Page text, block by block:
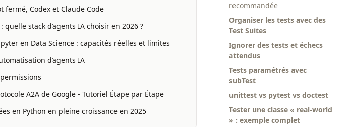
recommandée
Organiser les tests avec des
Test Suites
Ignorer des tests et échecs
attendus
Tests paramétrés avec
subTest
unittest vs pytest vs doctest
Tester une classe « real-world
» : exemple complet
fermé, Codex et Claude Code
stack d’agents IA choisir en 2026 ?
en Data Science : capacités réelles et limites
d’agents IA
A2A de Google - Tutoriel Étape par Étape
en Python en pleine croissance en 2025